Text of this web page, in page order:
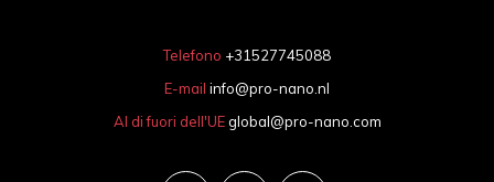
Telefono +31527745088
E-mail info@pro-nano.nl
Al di fuori dell'UE global@pro-nano.com